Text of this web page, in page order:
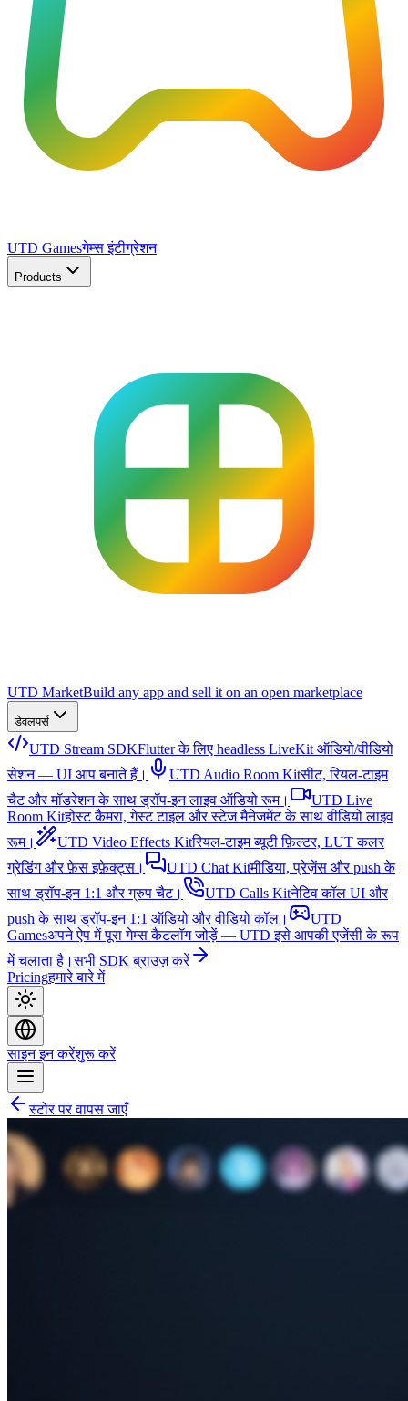
UTD Gamesगेम्स इंटीग्रेशन
Products
UTD MarketBuild any app and sell it on an open marketplace
डेवलपर्स
UTD Stream SDKFlutter के लिए headless LiveKit ऑडियो/वीडियो
सेशन — UI आप बनाते हैं।
UTD Audio Room Kitसीट, रियल-टाइम
चैट और मॉडरेशन के साथ ड्रॉप-इन लाइव ऑडियो रूम।
UTD Live
Room Kitहोस्ट कैमरा, गेस्ट टाइल और स्टेज मैनेजमेंट के साथ वीडियो लाइव
रूम।
UTD Video Effects Kitरियल-टाइम ब्यूटी फ़िल्टर, LUT कलर
ग्रेडिंग और फ़ेस इफ़ेक्ट्स।
UTD Chat Kitमीडिया, प्रेज़ेंस और push के
साथ ड्रॉप-इन 1:1 और ग्रुप चैट।
UTD Calls Kitनेटिव कॉल UI और
push के साथ ड्रॉप-इन 1:1 ऑडियो और वीडियो कॉल।
UTD
Gamesअपने ऐप में पूरा गेम्स कैटलॉग जोड़ें — UTD इसे आपकी एजेंसी के रूप
में चलाता है।सभी SDK ब्राउज़ करें
Pricingहमारे बारे में
साइन इन करेंशुरू करें
स्टोर पर वापस जाएँ